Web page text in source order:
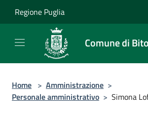
Regione Puglia
Comune di
Home > Amministrazione >
Personale amministrativo > Simona